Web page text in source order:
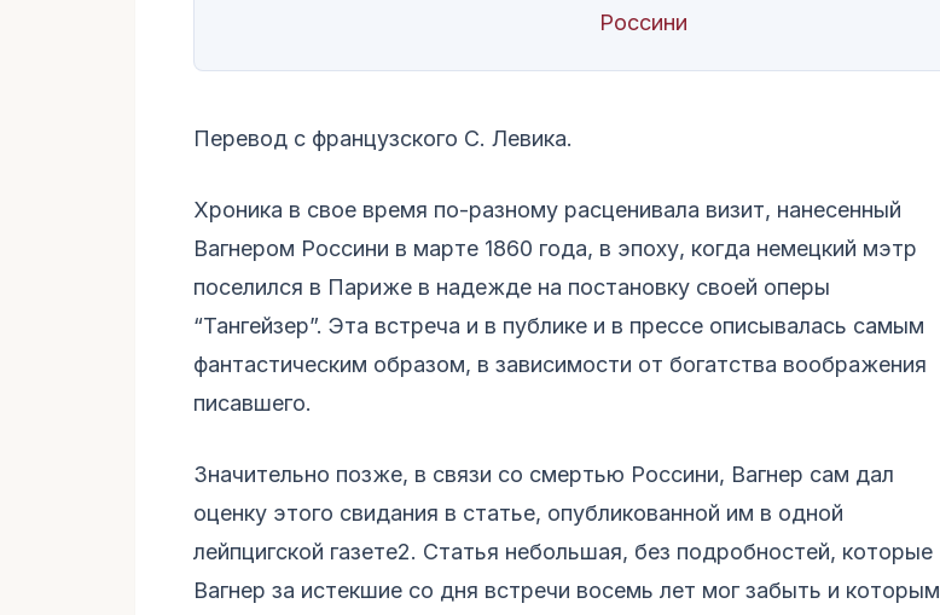
Россини
Перевод с французского С. Левика.
Хроника в свое время по-разному расценивала визит, нанесенный
Вагнером Россини в марте 1860 года, в эпоху, когда немецкий мэтр
поселился в Париже в надежде на постановку своей оперы
“Тангейзер”. Эта встреча и в публике и в прессе описывалась самым
фантастическим образом, в зависимости от богатства воображения
писавшего.
Значительно позже, в связи со смертью Россини, Вагнер сам дал
оценку этого свидания в статье, опубликованной им в одной
лейпцигской газете2. Статья небольшая, без подробностей, которые
Вагнер за истекшие со дня встречи восемь лет мог забыть и которым